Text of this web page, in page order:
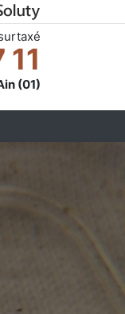
(01)